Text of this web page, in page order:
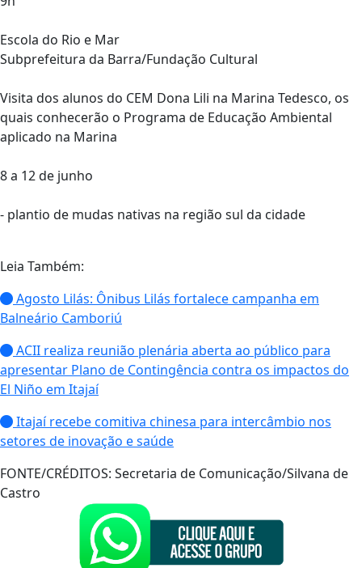
Escola do Rio e Mar
Subprefeitura da Barra/Fundação Cultural
Visita dos alunos do CEM Dona Lili na Marina Tedesco, os
quais conhecerão o Programa de Educação Ambiental
aplicado na Marina
8 a 12 de junho
- plantio de mudas nativas na região sul da cidade
Leia Também:
Agosto Lilás: Ônibus Lilás fortalece campanha em
Balneário Camboriú
ACII realiza reunião plenária aberta ao público para
apresentar Plano de Contingência contra os impactos do
El Niño em Itajaí
Itajaí recebe comitiva chinesa para intercâmbio nos
setores de inovação e saúde
FONTE/CRÉDITOS: Secretaria de Comunicação/Silvana de
Castro